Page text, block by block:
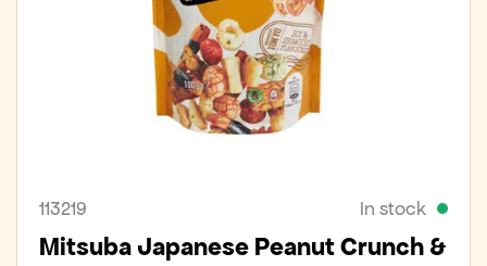
113219 In stock
Mitsuba Japanese Peanut Crunch &